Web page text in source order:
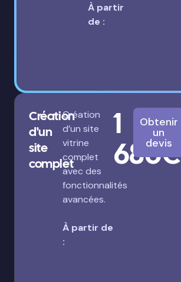
À partir
de :
Création
d'un
site
complet
Création
d’un site
vitrine
complet
avec des
fonctionnalités
avancées.
À partir de
:
1
680€
Obtenir
un
devis